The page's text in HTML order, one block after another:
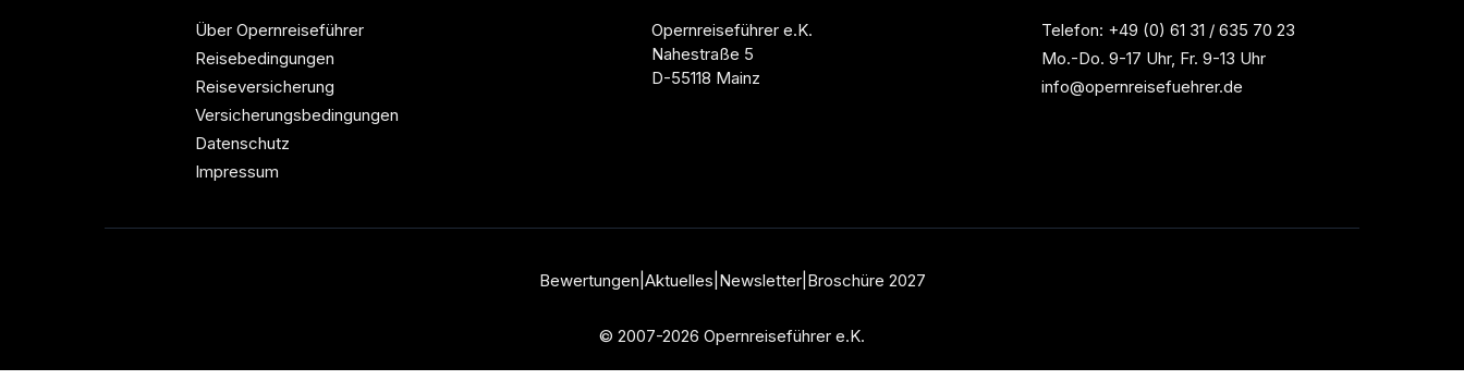
Über Opernreiseführer
Reisebedingungen
Reiseversicherung
Versicherungsbedingungen
Datenschutz
Impressum
Opernreiseführer e.K.
Nahestraße 5
D-55118 Mainz
Telefon: +49 (0) 61 31 / 635 70 23
Mo.-Do. 9-17 Uhr, Fr. 9-13 Uhr
info@opernreisefuehrer.de
Bewertungen Aktuelles Newsletter| Broschüre 2027
© 2007-2026 Opernreiseführer e.K.